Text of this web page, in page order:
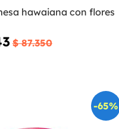
hawaiana con flores
$ 87.350
-65%